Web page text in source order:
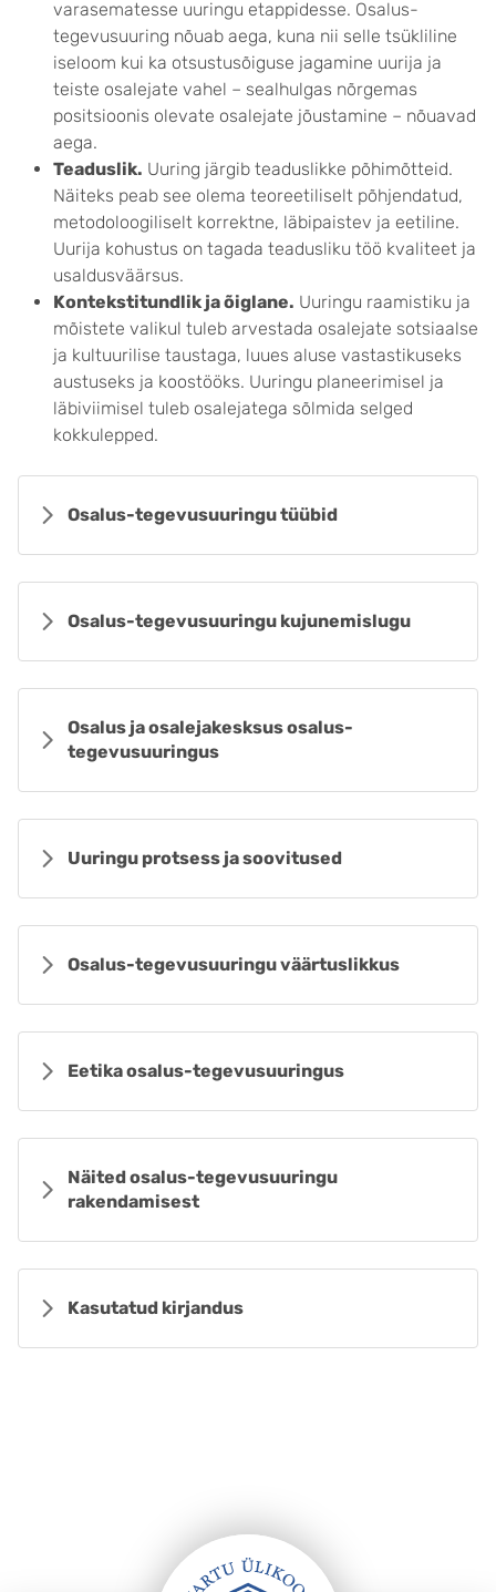
varasematesse uuringu etappidesse. Osalus-
tegevusuuring nõuab aega, kuna nii selle tsükliline
iseloom kui ka otsustusõiguse jagamine uurija ja
teiste osalejate vahel – sealhulgas nõrgemas
positsioonis olevate osalejate jõustamine – nõuavad
aega.
Teaduslik. Uuring järgib teaduslikke põhimõtteid.
Näiteks peab see olema teoreetiliselt põhjendatud,
metodoloogiliselt korrektne, läbipaistev ja eetiline.
Uurija kohustus on tagada teadusliku töö kvaliteet ja
usaldusväärsus.
Kontekstitundlik ja õiglane. Uuringu raamistiku ja
mõistete valikul tuleb arvestada osalejate sotsiaalse
ja kultuurilise taustaga, luues aluse vastastikuseks
austuseks ja koostööks. Uuringu planeerimisel ja
läbiviimisel tuleb osalejatega sõlmida selged
kokkulepped.
Osalus-tegevusuuringu tüübid
Osalus-tegevusuuringu kujunemislugu
Osalus ja osalejakesksus osalus-
tegevusuuringus
Uuringu protsess ja soovitused
Osalus-tegevusuuringu väärtuslikkus
Eetika osalus-tegevusuuringus
Näited osalus-tegevusuuringu
rakendamisest
Kasutatud kirjandus